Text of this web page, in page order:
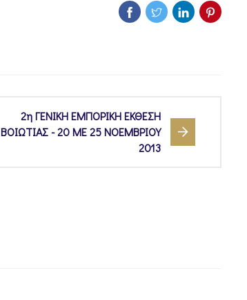
2η ΓΕΝΙΚΗ ΕΜΠΟΡΙΚΗ ΕΚΘΕΣΗ
ΒΟΙΩΤΙΑΣ - 20 ΜΕ 25 ΝΟΕΜΒΡΙΟΥ
2013